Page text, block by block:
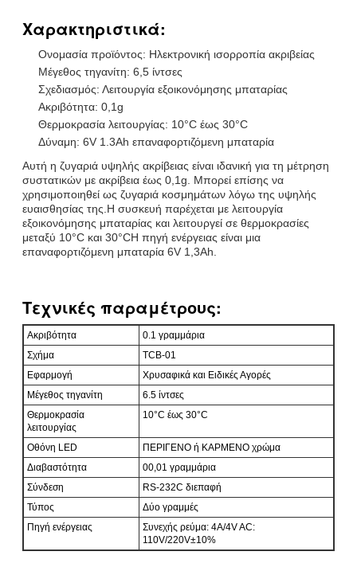
Χαρακτηριστικά:
Ονομασία προϊόντος: Ηλεκτρονική ισορροπία ακριβείας
Μέγεθος τηγανίτη: 6,5 ίντσες
Σχεδιασμός: Λειτουργία εξοικονόμησης μπαταρίας
Ακριβότητα: 0,1g
Θερμοκρασία λειτουργίας: 10°C έως 30°C
Δύναμη: 6V 1.3Ah επαναφορτιζόμενη μπαταρία
Αυτή η ζυγαριά υψηλής ακρίβειας είναι ιδανική για τη μέτρηση
συστατικών με ακρίβεια έως 0,1g. Μπορεί επίσης να
χρησιμοποιηθεί ως ζυγαριά κοσμημάτων λόγω της υψηλής
ευαισθησίας της.Η συσκευή παρέχεται με λειτουργία
εξοικονόμησης μπαταρίας και λειτουργεί σε θερμοκρασίες
μεταξύ 10°C και 30°CΗ πηγή ενέργειας είναι μια
επαναφορτιζόμενη μπαταρία 6V 1,3Ah.
Τεχνικές παραμέτρους:
Ακριβότητα
0.1 γραμμάρια
Σχήμα
TCB-01
Εφαρμογή
Χρυσαφικά και Ειδικές Αγορές
Μέγεθος τηγανίτη
6.5 ίντσες
Θερμοκρασία
λειτουργίας
10°C έως 30°C
Οθόνη LED
ΠΕΡΙΓΕΝΟ ή ΚΑΡΜΕΝΟ χρώμα
Διαβαστότητα
00,01 γραμμάρια
Σύνδεση
RS-232C διεπαφή
Τύπος
Δύο γραμμές
Πηγή ενέργειας
Συνεχής ρεύμα: 4A/4V AC:
110V/220V±10%